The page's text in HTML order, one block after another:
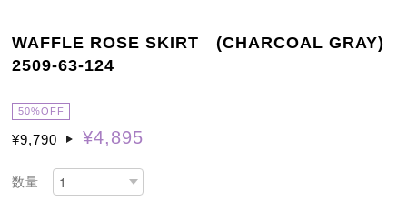
WAFFLE ROSE SKIRT (CHARCOAL GRAY)
2509-63-124
50%OFF
¥9,790 ¥4,895
数量